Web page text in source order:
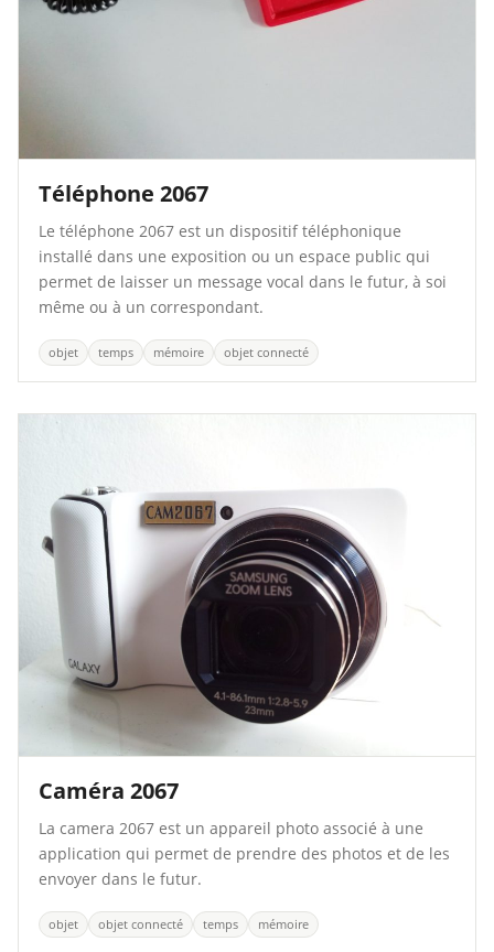
Téléphone 2067
Le téléphone 2067 est un dispositif téléphonique
installé dans une exposition ou un espace public qui
permet de laisser un message vocal dans le futur, à soi
même ou à un correspondant.
objet temps mémoire objet connecté
Caméra 2067
La camera 2067 est un appareil photo associé à une
application qui permet de prendre des photos et de les
envoyer dans le futur.
objet objet connecté temps mémoire